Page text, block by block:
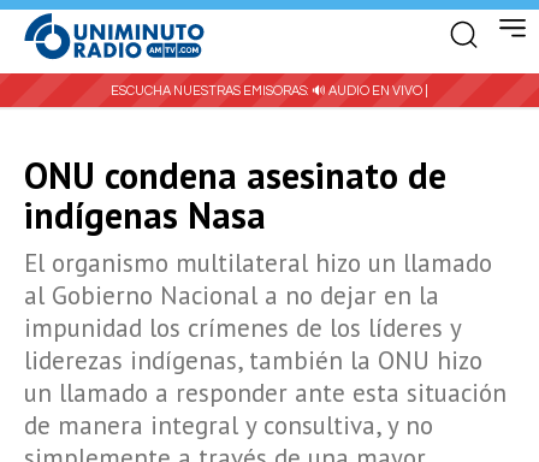
ESCUCHA NUESTRAS EMISORAS: 🔊 AUDIO EN VIVO |
ONU condena asesinato de
indígenas Nasa
El organismo multilateral hizo un llamado
al Gobierno Nacional a no dejar en la
impunidad los crímenes de los líderes y
liderezas indígenas, también la ONU hizo
un llamado a responder ante esta situación
de manera integral y consultiva, y no